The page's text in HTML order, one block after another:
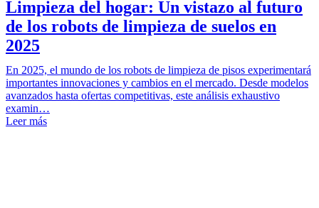
Limpieza del hogar: Un vistazo al futuro
de los robots de limpieza de suelos en
2025
En 2025, el mundo de los robots de limpieza de pisos experimentará
importantes innovaciones y cambios en el mercado. Desde modelos
avanzados hasta ofertas competitivas, este análisis exhaustivo
examin…
Leer más